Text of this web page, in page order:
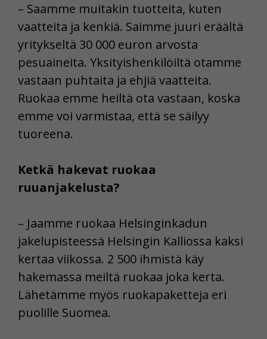
– Saamme muitakin tuotteita, kuten
vaatteita ja kenkiä. Saimme juuri eräältä
yritykseltä 30 000 euron arvosta
pesuaineita. Yksityishenkilöiltä otamme
vastaan puhtaita ja ehjiä vaatteita.
Ruokaa emme heiltä ota vastaan, koska
emme voi varmistaa, että se säilyy
tuoreena.
Ketkä hakevat ruokaa
ruuanjakelusta?
– Jaamme ruokaa Helsinginkadun
jakelupisteessä Helsingin Kalliossa kaksi
kertaa viikossa. 2 500 ihmistä käy
hakemassa meiltä ruokaa joka kerta.
Lähetämme myös ruokapaketteja eri
puolille Suomea.